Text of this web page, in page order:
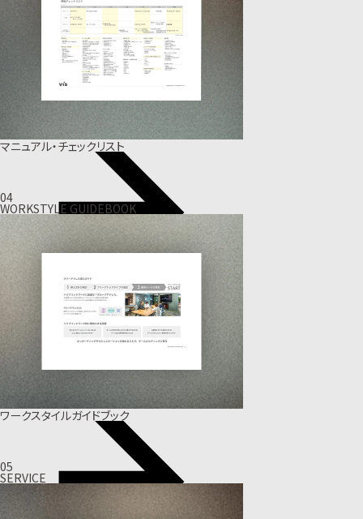
マニュアル・チェックリスト
04
WORKSTYLE GUIDEBOOK
ワークスタイルガイドブック
05
SERVICE